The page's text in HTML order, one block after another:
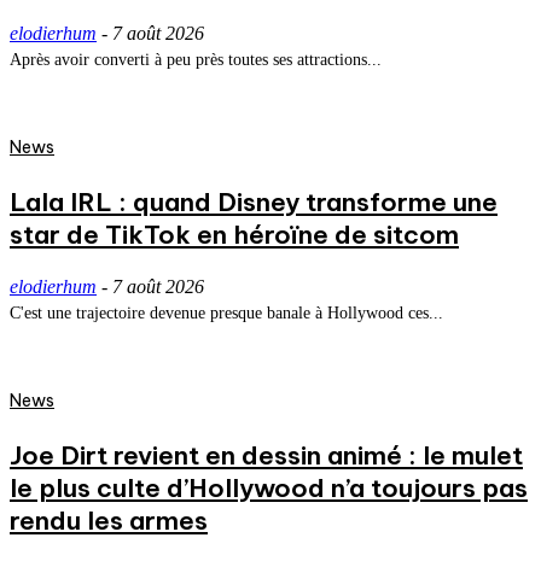
elodierhum - 7 août 2026
Après avoir converti à peu près toutes ses attractions...
News
Lala IRL : quand Disney transforme une
star de TikTok en héroïne de sitcom
elodierhum - 7 août 2026
C'est une trajectoire devenue presque banale à Hollywood ces...
News
Joe Dirt revient en dessin animé : le mulet
le plus culte d’Hollywood n’a toujours pas
rendu les armes